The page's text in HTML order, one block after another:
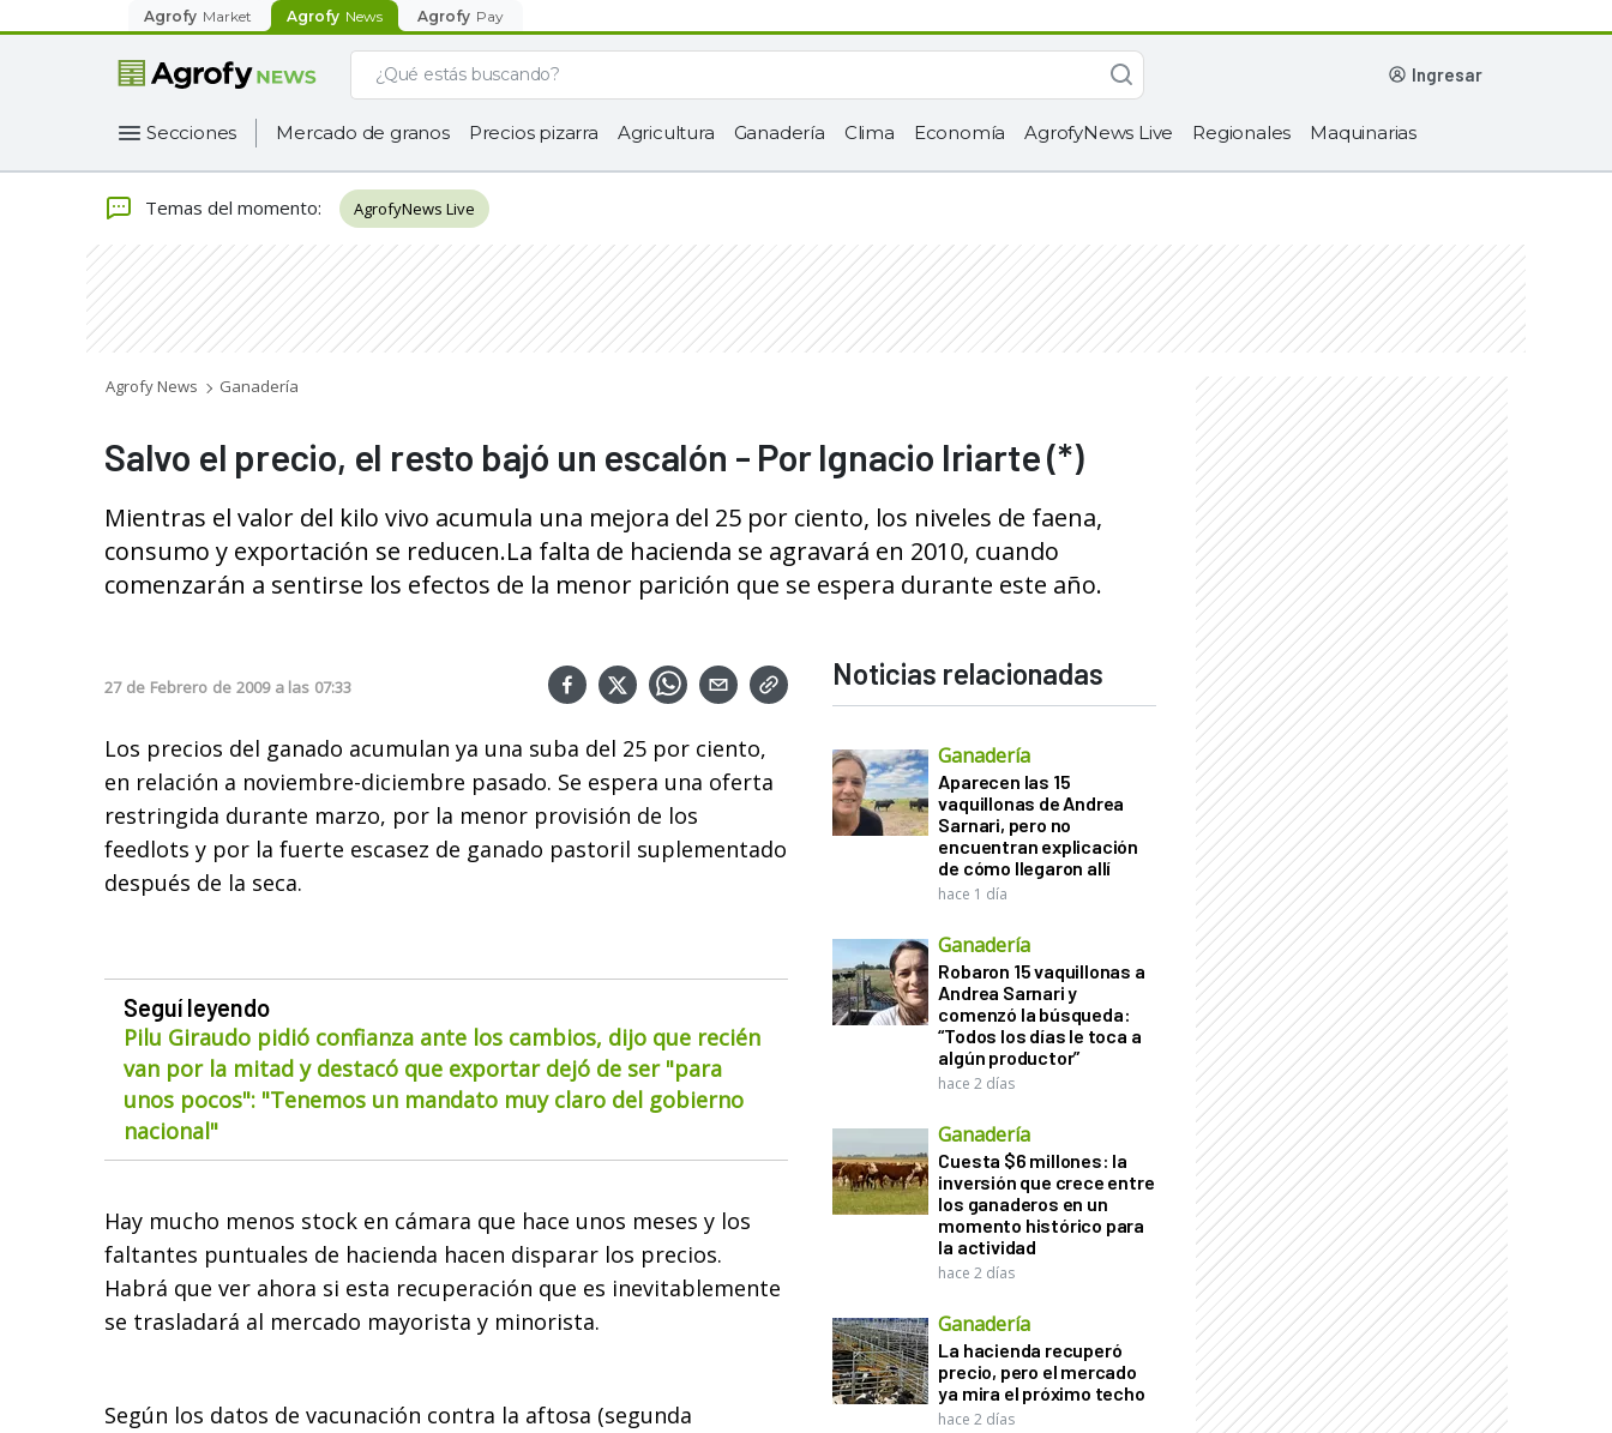
Agrofy Market Agrofy News Agrofy Pay
ingresar
Secciones Mercado de granos Precios pizarra Agricultura Ganadería Clima Economía AgrofyNews Live Regionales Maquinarias
Temas del momento: AgrofyNews Live
Agrofy News Ganadería
Salvo el precio, el resto bajó un escalón - Por Ignacio Iriarte (*)
Mientras el valor del kilo vivo acumula una mejora del 25 por ciento, los niveles de faena,
consumo y exportación se reducen.La falta de hacienda se agravará en 2010, cuando
comenzarán a sentirse los efectos de la menor parición que se espera durante este año.
27 de Febrero de 2009 a las 07:33
Los precios del ganado acumulan ya una suba del 25 por ciento,
en relación a noviembre-diciembre pasado. Se espera una oferta
restringida durante marzo, por la menor provisión de los
feedlots y por la fuerte escasez de ganado pastoril suplementado
después de la seca.
Seguí leyendo
Pilu Giraudo pidió confianza ante los cambios, dijo que recién
van por la mitad y destacó que exportar dejó de ser "para
unos pocos": "Tenemos un mandato muy claro del gobierno
nacional"
Hay mucho menos stock en cámara que hace unos meses y los
faltantes puntuales de hacienda hacen disparar los precios.
Habrá que ver ahora si esta recuperación que es inevitablemente
se trasladará al mercado mayorista y minorista.
Según los datos de vacunación contra la aftosa (segunda
Noticias relacionadas
Ganadería
Aparecen las 15
vaquillonas de Andrea
Sarnari, pero no
encuentran explicación
de cómo llegaron allí
hace 1 día
Ganadería
Robaron 15 vaquillonas a
Andrea Sarnari y
comenzó la búsqueda:
“Todos los días le toca a
algún productor”
hace 2 días
Ganadería
Cuesta $6 millones: la
inversión que crece entre
los ganaderos en un
momento histórico para
la actividad
hace 2 días
Ganadería
La hacienda recuperó
precio, pero el mercado
ya mira el próximo techo
hace 2 días